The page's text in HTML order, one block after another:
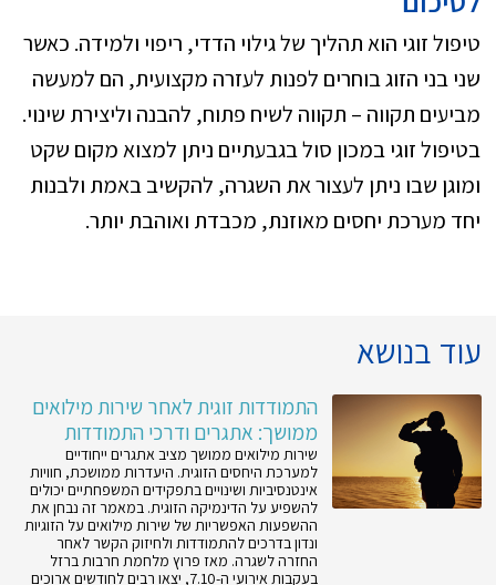
טיפול זוגי הוא תהליך של גילוי הדדי, ריפוי ולמידה. כאשר
שני בני הזוג בוחרים לפנות לעזרה מקצועית, הם למעשה
מביעים תקווה – תקווה לשיח פתוח, להבנה וליצירת שינוי.
בטיפול זוגי במכון סול בגבעתיים ניתן למצוא מקום שקט
ומוגן שבו ניתן לעצור את השגרה, להקשיב באמת ולבנות
יחד מערכת יחסים מאוזנת, מכבדת ואוהבת יותר.
עוד בנושא
התמודדות זוגית לאחר שירות מילואים
ממושך: אתגרים ודרכי התמודדות
שירות מילואים ממושך מציב אתגרים ייחודיים
למערכת היחסים הזוגית. היעדרות ממושכת, חוויות
אינטנסיביות ושינויים בתפקידים המשפחתיים יכולים
להשפיע על הדינמיקה הזוגית. במאמר זה נבחן את
ההשפעות האפשריות של שירות מילואים על הזוגיות
ונדון בדרכים להתמודדות ולחיזוק הקשר לאחר
החזרה לשגרה. מאז פרוץ מלחמת חרבות ברזל
בעקבות אירועי ה-7.10, יצאו רבים לחודשים ארוכים